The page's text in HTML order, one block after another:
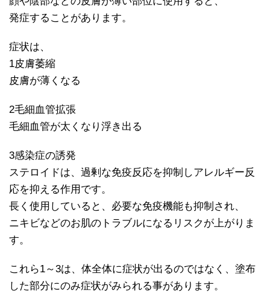
発症することがあります。
症状は、
1皮膚萎縮
皮膚が薄くなる
2毛細血管拡張
毛細血管が太くなり浮き出る
3感染症の誘発
ステロイドは、過剰な免疫反応を抑制しアレルギー反
応を抑える作用です。
長く使用していると、必要な免疫機能も抑制され、
ニキビなどのお肌のトラブルになるリスクが上がりま
す。
これら1～3は、体全体に症状が出るのではなく、塗布
した部分にのみ症状がみられる事があります。